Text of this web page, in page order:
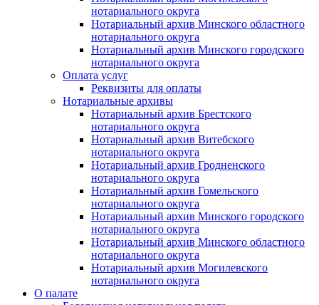
нотариального округа
Нотариальный архив Минского областного
нотариального округа
Нотариальный архив Минского городского
нотариального округа
Оплата услуг
Реквизиты для оплаты
Нотариальные архивы
Нотариальный архив Брестского
нотариального округа
Нотариальный архив Витебского
нотариального округа
Нотариальный архив Гродненского
нотариального округа
Нотариальный архив Гомельского
нотариального округа
Нотариальный архив Минского городского
нотариального округа
Нотариальный архив Минского областного
нотариального округа
Нотариальный архив Могилевского
нотариального округа
О палате